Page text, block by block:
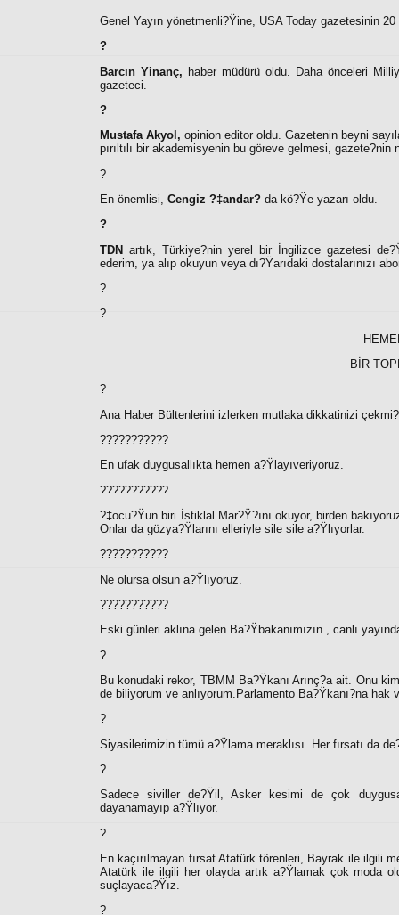
Genel Yayın yönetmenli?Ÿine, USA Today gazetesinin 20
?
Barcın Yinanç, haber müdürü oldu. Daha önceleri
gazeteci.
?
Mustafa Akyol, opinion editor oldu. Gazetenin beyni
pırıltılı bir akademisyenin bu göreve gelmesi,
?
En önemlisi, Cengiz ?‡andar? da kö?Ÿe yazarı oldu.
?
TDN artık, Türkiye?nin yerel bir İngilizce gazetesi
ederim, ya alıp okuyun veya dı?Ÿarıdaki dostalarınızı
?
?
BİR
?
Ana Haber Bültenlerini izlerken mutlaka dikkatinizi
???????????
En ufak duygusallıkta hemen a?Ÿlayıveriyoruz.
???????????
?‡ocu?Ÿun biri İstiklal Mar?Ÿ?ını okuyor, birden
Onlar da gözya?Ÿlarını elleriyle sile sile a?Ÿlıyorlar.
???????????
Ne olursa olsun a?Ÿlıyoruz.
???????????
Eski günleri aklına gelen Ba?Ÿbakanımızın , canlı
?
Bu konudaki rekor, TBMM Ba?Ÿkanı Arınç?a ait. Onu
de biliyorum ve anlıyorum.Parlamento Ba?Ÿkanı?na
?
Siyasilerimizin tümü a?Ÿlama meraklısı. Her fırsatı da
?
Sadece siviller de?Ÿil, Asker kesimi de çok
dayanamayıp a?Ÿlıyor.
?
En kaçırılmayan fırsat Atatürk törenleri, Bayrak ile ilgili
Atatürk ile ilgili her olayda artık a?Ÿlamak çok moda
suçlayaca?Ÿız.
?